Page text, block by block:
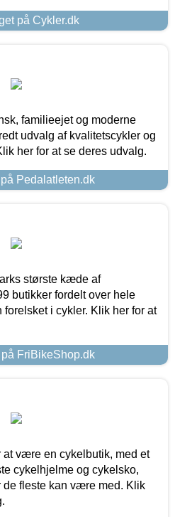
på Cykler.dk
familieejet og moderne
udvalg af kvalitetscykler og
her for at se deres udvalg.
Pedalatleten.dk
største kæde af
butikker fordelt over hele
forelsket i cykler. Klik her for at
FriBikeShop.dk
være en cykelbutik, med et
cykelhjelme og cykelsko,
fleste kan være med. Klik